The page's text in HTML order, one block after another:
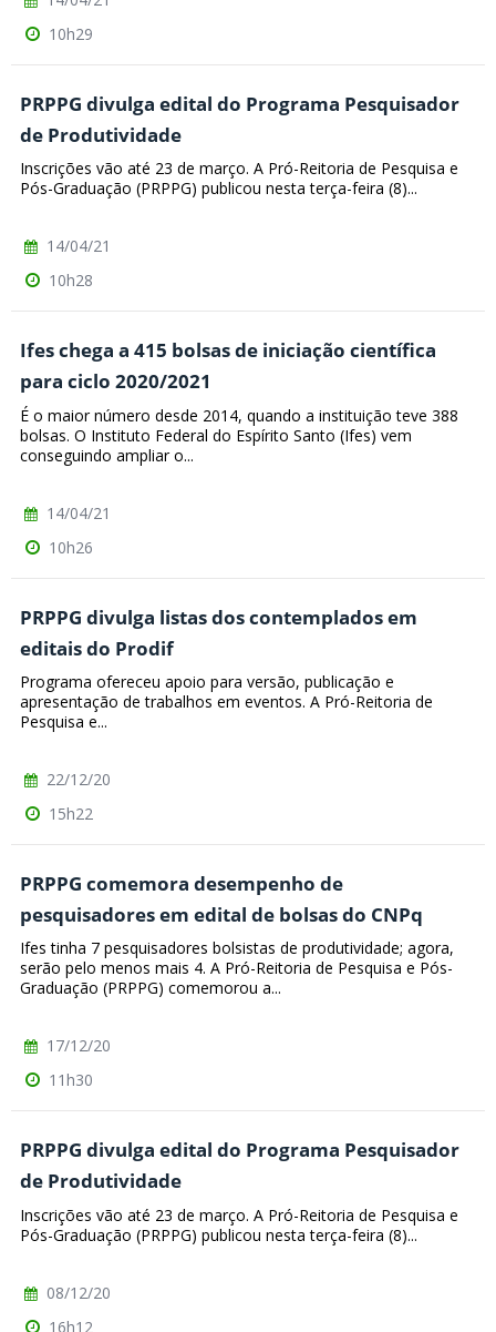
10h29
PRPPG divulga edital do Programa Pesquisador
de Produtividade
Inscrições vão até 23 de março. A Pró-Reitoria de Pesquisa e
Pós-Graduação (PRPPG) publicou nesta terça-feira (8)...
14/04/21
10h28
Ifes chega a 415 bolsas de iniciação científica
para ciclo 2020/2021
É o maior número desde 2014, quando a instituição teve 388
bolsas. O Instituto Federal do Espírito Santo (Ifes) vem
conseguindo ampliar o...
14/04/21
10h26
PRPPG divulga listas dos contemplados em
editais do Prodif
Programa ofereceu apoio para versão, publicação e
apresentação de trabalhos em eventos. A Pró-Reitoria de
Pesquisa e...
22/12/20
15h22
PRPPG comemora desempenho de
pesquisadores em edital de bolsas do CNPq
Ifes tinha 7 pesquisadores bolsistas de produtividade; agora,
serão pelo menos mais 4. A Pró-Reitoria de Pesquisa e Pós-
Graduação (PRPPG) comemorou a...
17/12/20
11h30
PRPPG divulga edital do Programa Pesquisador
de Produtividade
Inscrições vão até 23 de março. A Pró-Reitoria de Pesquisa e
Pós-Graduação (PRPPG) publicou nesta terça-feira (8)...
08/12/20
16h12